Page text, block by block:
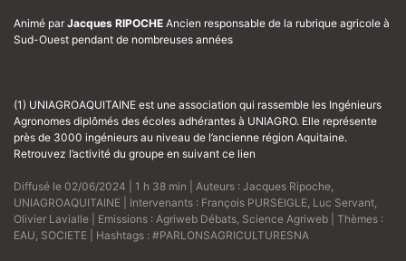
Animé par Jacques RIPOCHE Ancien responsable de la rubrique agricole à
Sud-Ouest pendant de nombreuses années
(1) UNIAGROAQUITAINE est une association qui rassemble les Ingénieurs
Agronomes diplômés des écoles adhérantes à UNIAGRO. Elle représente
près de 3000 ingénieurs au niveau de l’ancienne région Aquitaine.
Retrouvez l’activité du groupe en suivant ce lien
Diffusé le 02/06/2024 | 1 h 38 min | Auteurs : Jacques Ripoche
UNIAGROAQUITAINE | Intervenants : François PURSEIGLE Luc Servant
Olivier Lavialle | Emissions : Agriweb Débats Science Agriweb | Thèmes :
EAU SOCIETE | Hashtags : #PARLONSAGRICULTURESNA